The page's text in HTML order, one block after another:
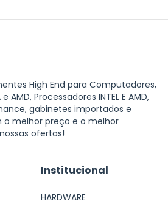
High End para Computadores,
AMD, Processadores INTEL E AMD,
gabinetes importados e
melhor preço e o melhor
ofertas!
Institucional
HARDWARE